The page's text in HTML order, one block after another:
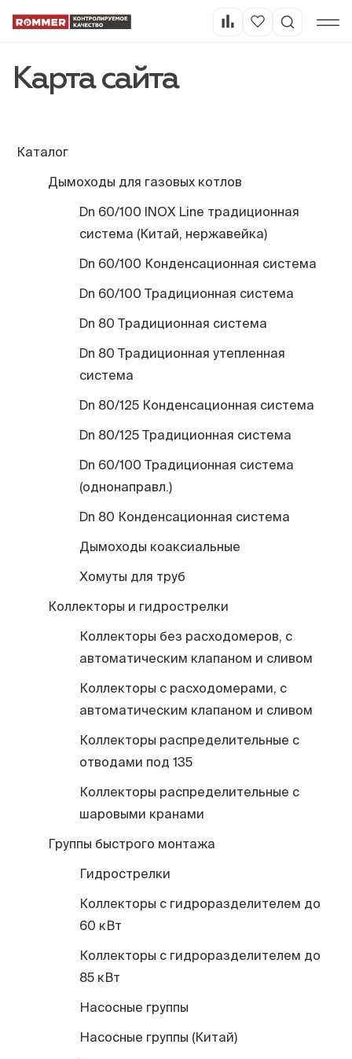
Пн-Пт, 9:00—18:00
Карта сайта
Каталог
Дымоходы для газовых котлов
Dn 60/100 INOX Line традиционная
система (Китай, нержавейка)
Dn 60/100 Конденсационная система
Dn 60/100 Традиционная система
Dn 80 Традиционная система
Dn 80 Традиционная утепленная
система
Dn 80/125 Конденсационная система
Dn 80/125 Традиционная система
Dn 60/100 Традиционная система
(однонаправл.)
Dn 80 Конденсационная система
Дымоходы коаксиальные
Хомуты для труб
Коллекторы и гидрострелки
Коллекторы без расходомеров, с
автоматическим клапаном и сливом
Коллекторы с расходомерами, с
автоматическим клапаном и сливом
Коллекторы распределительные с
отводами под 135
Коллекторы распределительные с
шаровыми кранами
Группы быстрого монтажа
Гидрострелки
Коллекторы с гидроразделителем до
60 кВт
Коллекторы с гидроразделителем до
85 кВт
Насосные группы
Насосные группы (Китай)